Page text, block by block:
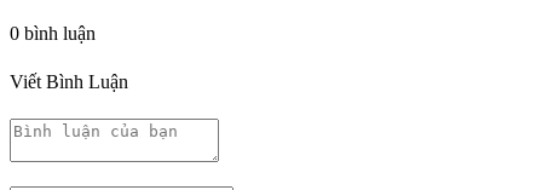
0 bình luận
Viết Bình Luận